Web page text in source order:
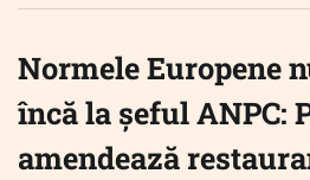
Normele Europene
încă la șeful ANPC:
amendează